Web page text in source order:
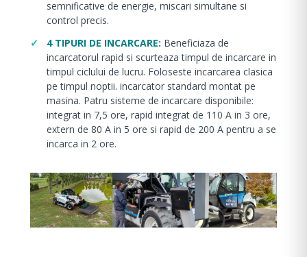
semnificative de energie, miscari simultane si
control precis.
4 TIPURI DE INCARCARE: Beneficiaza de
incarcatorul rapid si scurteaza timpul de incarcare in
timpul ciclului de lucru. Foloseste incarcarea clasica
pe timpul noptii. incarcator standard montat pe
masina. Patru sisteme de incarcare disponibile:
integrat in 7,5 ore, rapid integrat de 110 A in 3 ore,
extern de 80 A in 5 ore si rapid de 200 A pentru a se
incarca in 2 ore.